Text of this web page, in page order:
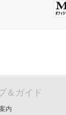
＆ガイド
内